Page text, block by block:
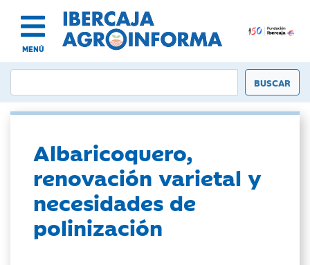
MENÚ
Albaricoquero,
renovación varietal y
necesidades de
polinización